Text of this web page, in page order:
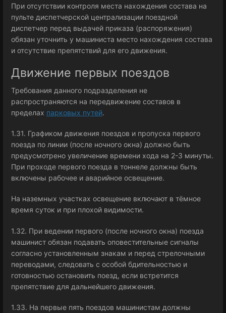
При отсутствии контроля места нахождения состава на
пульте диспетчерской централизации поездной
диспетчер перед выдачей приказа (распоряжения)
обязан уточнить у машиниста место нахождения состава
и отсутствие препятствий для его движения.
Движение первых поездов
Требования данного подразделения не
распространяются на передвижение составов в
пределах парковых путей.
1.31. Графиком движения поездов и пропуска первого
поезда по линии (после ночного окна) должно быть
предусмотрено увеличение времени хода на 2-3 минуты.
При проходе первого поезда в тоннеле должны быть
включены рабочее и аварийное освещение.
На наземных участках освещение включают в тёмное
время суток и при плохой видимости.
1.32. При ведении первого (после ночного окна) поезда
машинист обязан подавать оповестительные сигналы
согласно установленным знакам и перед стрелочными
переводами, следовать с особой бдительностью и
готовностью остановить поезд, если встретится
препятствие для дальнейшего движения.
1.33. На первые пять поездов машинистам должны